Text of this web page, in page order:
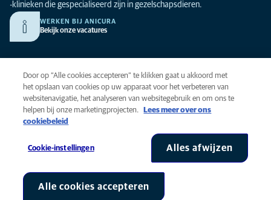
-klinieken die gespecialiseerd zijn in gezelschapsdieren.
WERKEN BIJ ANICURA
Bekijk onze vacatures
Privacy
Algemene voorwaarden
Cookies
Toegankelijkheid
AniCura is onderdeel van Mars, Inc © 2026
Cookie-instellingen
Door op “Alle cookies accepteren” te klikken gaat u akkoord met
het opslaan van cookies op uw apparaat voor het verbeteren van
websitenavigatie, het analyseren van websitegebruik en om ons te
helpen bij onze marketingprojecten.
Lees meer over ons
cookiebeleid
Cookie-instellingen Alles afwijzen
Alle cookies accepteren